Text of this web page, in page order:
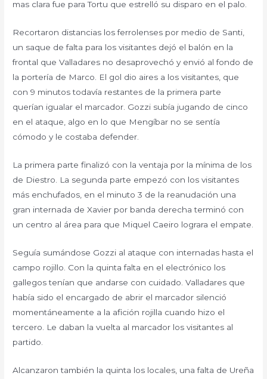
mas clara fue para Tortu que estrelló su disparo en el palo.
Recortaron distancias los ferrolenses por medio de Santi,
un saque de falta para los visitantes dejó el balón en la
frontal que Valladares no desaprovechó y envió al fondo de
la portería de Marco. El gol dio aires a los visitantes, que
con 9 minutos todavía restantes de la primera parte
querían igualar el marcador. Gozzi subía jugando de cinco
en el ataque, algo en lo que Mengíbar no se sentía
cómodo y le costaba defender.
La primera parte finalizó con la ventaja por la mínima de los
de Diestro. La segunda parte empezó con los visitantes
más enchufados, en el minuto 3 de la reanudación una
gran internada de Xavier por banda derecha terminó con
un centro al área para que Miquel Caeiro lograra el empate.
Seguía sumándose Gozzi al ataque con internadas hasta el
campo rojillo. Con la quinta falta en el electrónico los
gallegos tenían que andarse con cuidado. Valladares que
había sido el encargado de abrir el marcador silenció
momentáneamente a la afición rojilla cuando hizo el
tercero. Le daban la vuelta al marcador los visitantes al
partido.
Alcanzaron también la quinta los locales, una falta de Ureña